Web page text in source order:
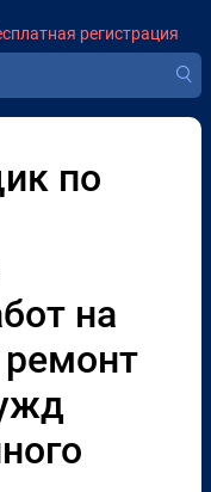
регистрация
по
на